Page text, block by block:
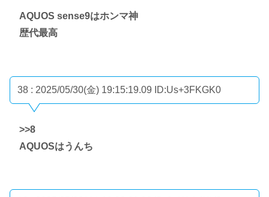
AQUOS sense9はホンマ神
歴代最高
38 : 2025/05/30(金) 19:15:19.09 ID:Us+3FKGK0
>>8
AQUOSはうんち